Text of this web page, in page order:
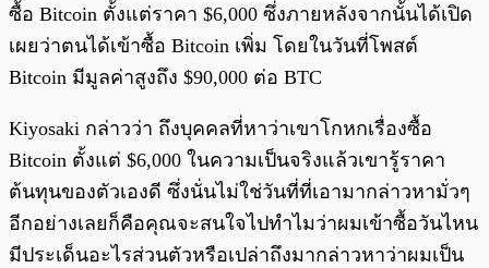
ซื้อ Bitcoin ตั้งแต่ราคา $6,000 ซึ่งภายหลังจากนั้นได้เปิด
เผยว่าตนได้เข้าซื้อ Bitcoin เพิ่ม โดยในวันที่โพสต์
Bitcoin มีมูลค่าสูงถึง $90,000 ต่อ BTC
Kiyosaki กล่าวว่า ถึงบุคคลที่หาว่าเขาโกหกเรื่องซื้อ
Bitcoin ตั้งแต่ $6,000 ในความเป็นจริงแล้วเขารู้ราคา
ต้นทุนของตัวเองดี ซึ่งนั่นไม่ใช่วันที่ที่เอามากล่าวหามั่วๆ
อีกอย่างเลยก็คือคุณจะสนใจไปทำไมว่าผมเข้าซื้อวันไหน
มีประเด็นอะไรส่วนตัวหรือเปล่าถึงมากล่าวหาว่าผมเป็น